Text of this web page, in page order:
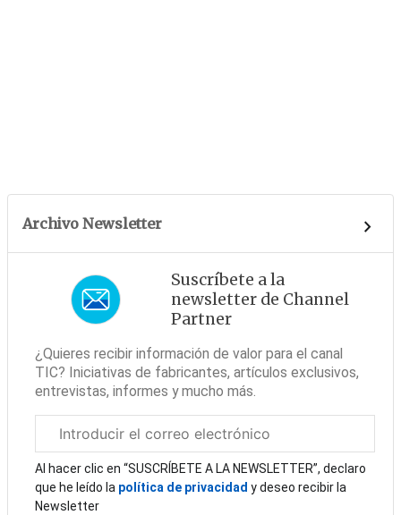
Archivo Newsletter
Suscríbete a la
newsletter de Channel
Partner
¿Quieres recibir información de valor para el canal
TIC? Iniciativas de fabricantes, artículos exclusivos,
entrevistas, informes y mucho más.
electrónico
corporativo
Al hacer clic en “SUSCRÍBETE A LA NEWSLETTER”, declaro
que he leído la política de privacidad y deseo recibir la
Newsletter